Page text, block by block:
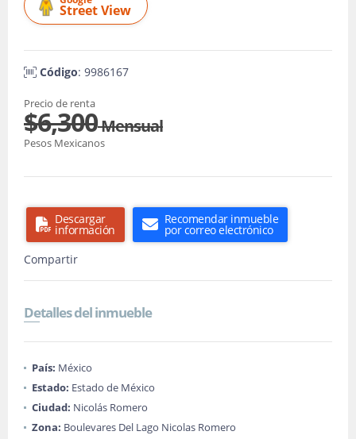
Street View
Código: 9986167
Precio de renta
$6,300Mensual
Pesos Mexicanos
Descargar
información
Recomendar inmueble
por correo electrónico
Compartir
Detalles del inmueble
País: México
Estado: Estado de México
Ciudad: Nicolás Romero
Zona: Boulevares Del Lago Nicolas Romero